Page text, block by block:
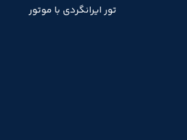
تور ایرانگردی با موتور